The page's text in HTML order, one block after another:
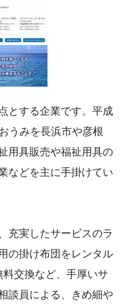
とする企業です。平成
うみを長浜市や彦根
用具販売や福祉用具の
などを主に手掛けてい
充実したサービスのラ
の掛け布団をレンタル
交換など、手厚いサ
談員による、きめ細や